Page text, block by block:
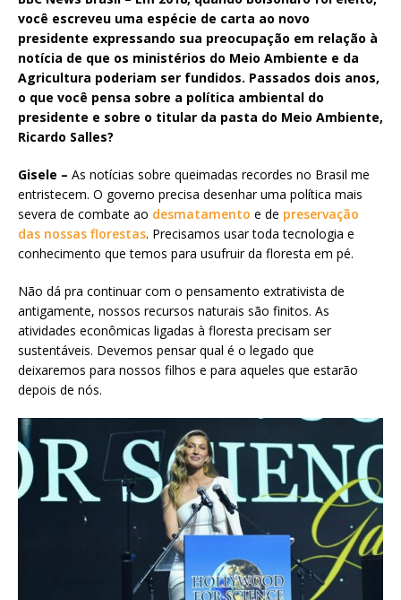
você escreveu uma espécie de carta ao novo
presidente expressando sua preocupação em relação à
notícia de que os ministérios do Meio Ambiente e da
Agricultura poderiam ser fundidos. Passados dois anos,
o que você pensa sobre a política ambiental do
presidente e sobre o titular da pasta do Meio Ambiente,
Ricardo Salles?
Gisele – As notícias sobre queimadas recordes no Brasil me
entristecem. O governo precisa desenhar uma política mais
severa de combate ao desmatamento e de preservação
das nossas florestas. Precisamos usar toda tecnologia e
conhecimento que temos para usufruir da floresta em pé.
Não dá pra continuar com o pensamento extrativista de
antigamente, nossos recursos naturais são finitos. As
atividades econômicas ligadas à floresta precisam ser
sustentáveis. Devemos pensar qual é o legado que
deixaremos para nossos filhos e para aqueles que estarão
depois de nós.